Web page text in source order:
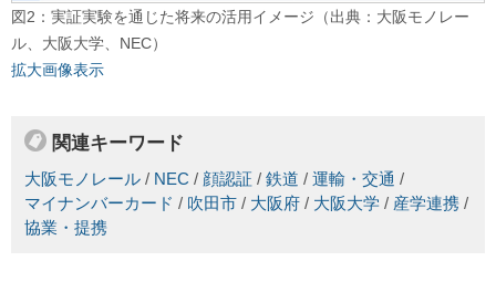
図2：実証実験を通じた将来の活用イメージ（出典：大阪モノレー
ル、大阪大学、NEC）
拡大画像表示
関連キーワード
大阪モノレール / NEC / 顔認証 / 鉄道 / 運輸・交通 /
マイナンバーカード / 吹田市 / 大阪府 / 大阪大学 / 産学連携 /
協業・提携